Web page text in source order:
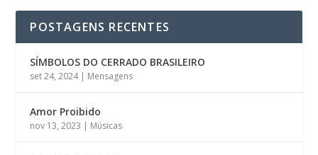
POSTAGENS RECENTES
SÍMBOLOS DO CERRADO BRASILEIRO
set 24, 2024| Mensagens
Amor Proibido
nov 13, 2023 | Músicas